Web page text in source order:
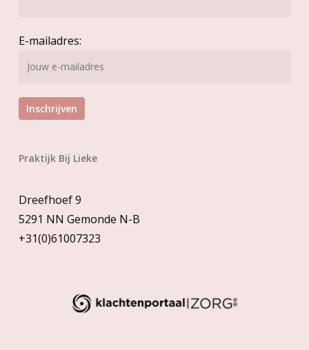
E-mailadres:
Praktijk Bij Lieke
Dreefhoef 9
5291 NN Gemonde N-B
+31(0)61007323